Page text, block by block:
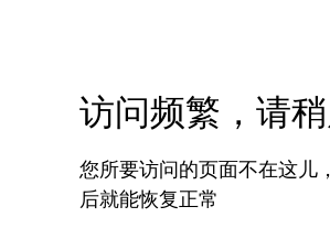
访问频繁，请
您所要访问的页面不在这儿
后就能恢复正常